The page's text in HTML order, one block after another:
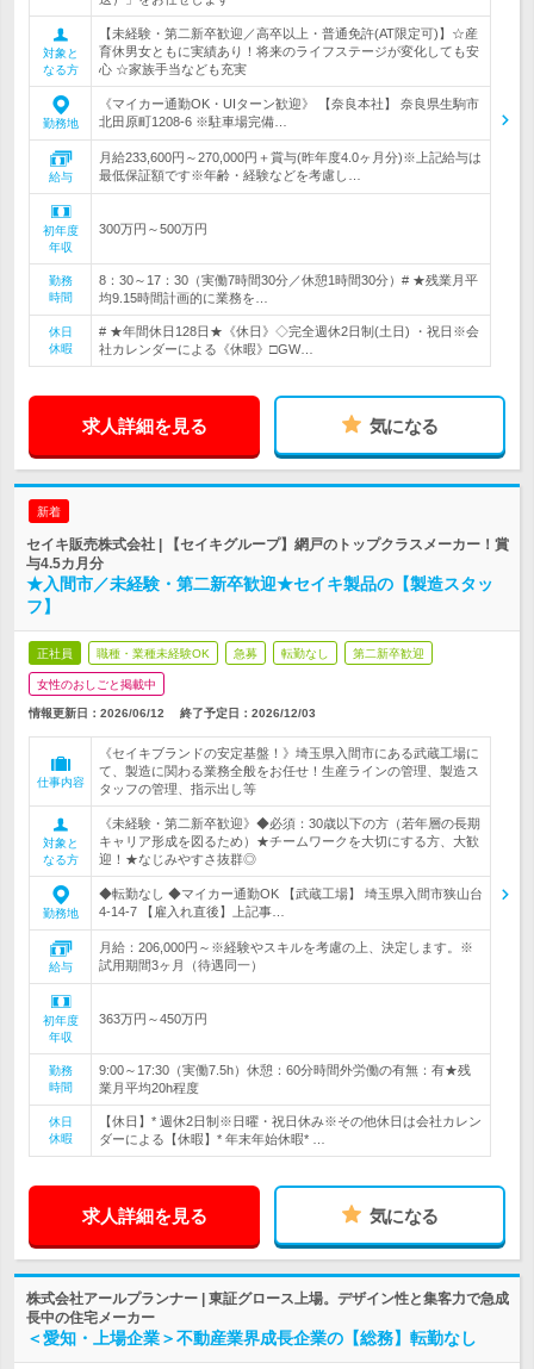
対象と
なる方
【未経験・第二新卒歓迎／高卒以上・普通免許(AT限定可)】☆産
育休男女ともに実績あり！将来のライフステージが変化しても安
心 ☆家族手当なども充実
勤務地
《マイカー通勤OK・UIターン歓迎》 【奈良本社】 奈良県生駒市
北田原町1208-6 ※駐車場完備…
給与
月給233,600円～270,000円＋賞与(昨年度4.0ヶ月分)※上記給与は
最低保証額です※年齢・経験などを考慮し…
初年度
年収
300万円～500万円
勤務
時間
8：30～17：30（実働7時間30分／休憩1時間30分）# ★残業月平
均9.15時間計画的に業務を…
休日
休暇
# ★年間休日128日★《休日》◇完全週休2日制(土日) ・祝日※会
社カレンダーによる《休暇》□GW…
求人詳細を見る 気になる
新着
セイキ販売株式会社 | 【セイキグループ】網戸のトップクラスメーカー！賞
与4.5カ月分
★入間市／未経験・第二新卒歓迎★セイキ製品の【製造スタッ
フ】
正社員 職種・業種未経験OK 急募 転勤なし 第二新卒歓迎
女性のおしごと掲載中
情報更新日：2026/06/12 終了予定日： 2026/12/03
仕事内容
《セイキブランドの安定基盤！》埼玉県入間市にある武蔵工場に
て、製造に関わる業務全般をお任せ！生産ラインの管理、製造ス
タッフの管理、指示出し等
対象と
なる方
《未経験・第二新卒歓迎》◆必須：30歳以下の方（若年層の長期
キャリア形成を図るため）★チームワークを大切にする方、大歓
迎！★なじみやすさ抜群◎
勤務地
◆転勤なし ◆マイカー通勤OK 【武蔵工場】 埼玉県入間市狭山台
4-14-7 【雇入れ直後】上記事…
給与
月給：206,000円～※経験やスキルを考慮の上、決定します。※
試用期間3ヶ月（待遇同一）
初年度
年収
363万円～450万円
勤務
時間
9:00～17:30（実働7.5h）休憩：60分時間外労働の有無：有★残
業月平均20h程度
休日
休暇
【休日】* 週休2日制※日曜・祝日休み※その他休日は会社カレン
ダーによる【休暇】* 年末年始休暇* …
求人詳細を見る 気になる
株式会社アールプランナー | 東証グロース上場。デザイン性と集客力で急成
長中の住宅メーカー
＜愛知・上場企業＞不動産業界成長企業の【総務】転勤なし